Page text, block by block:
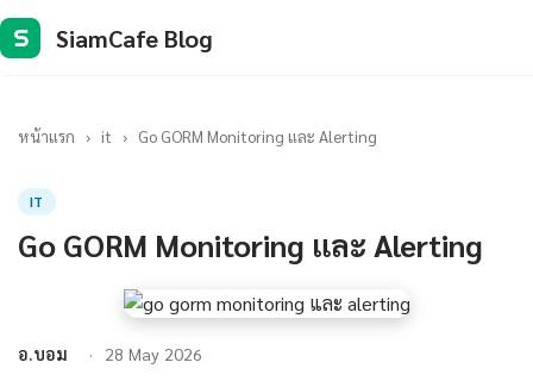
S SiamCafe Blog
หน้าแรก › it › Go GORM Monitoring และ Alerting
IT
Go GORM Monitoring และ Alerting
อ.บอม 28 May 2026